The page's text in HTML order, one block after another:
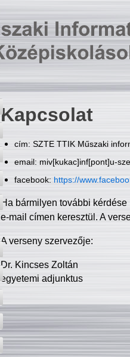
Kapcsolat
cím: SZTE TTIK Műszaki
email: miv[kukac]inf[pont]u-
facebook: https://
Ha bármilyen további
e-mail címen keresztül. A
A verseny szervezője:
Dr. Kincses Zoltán
egyetemi adjunktus